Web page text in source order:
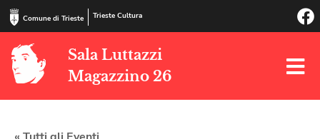
Comune di Trieste Trieste Cultura
Sala Luttazzi
Magazzino 26